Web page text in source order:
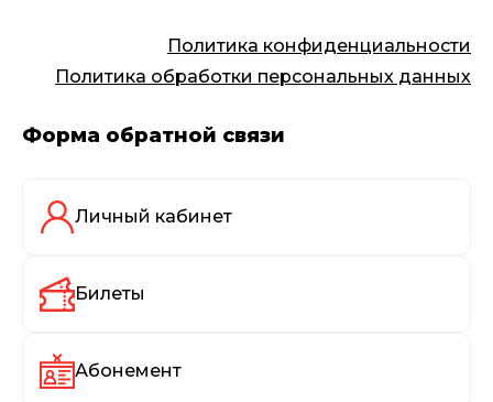
Политика конфиденциальности
Политика обработки персональных данных
Форма обратной связи
Личный кабинет
Билеты
Абонемент